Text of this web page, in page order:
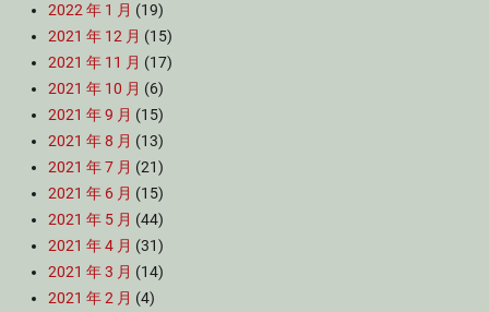
2022 年 1 月 (19)
2021 年 12 月 (15)
2021 年 11 月 (17)
2021 年 10 月 (6)
2021 年 9 月 (15)
2021 年 8 月 (13)
2021 年 7 月 (21)
2021 年 6 月 (15)
2021 年 5 月 (44)
2021 年 4 月 (31)
2021 年 3 月 (14)
2021 年 2 月 (4)